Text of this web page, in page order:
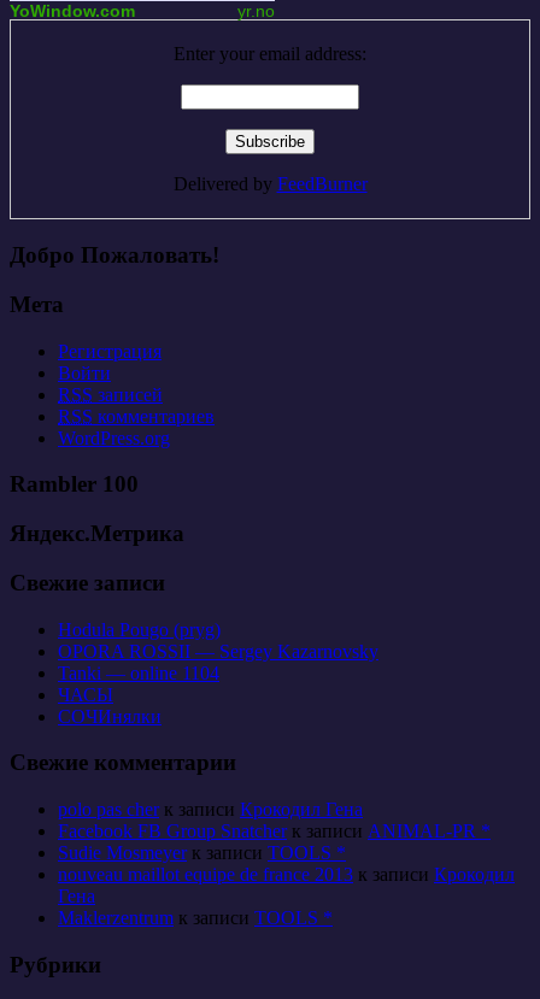
YoWindow.com yr.no
Enter your email address:
Delivered by FeedBurner
Добро Пожаловать!
Мета
Регистрация
Войти
RSS записей
RSS комментариев
WordPress.org
Rambler 100
Яндекс.Метрика
Свежие записи
Hodula Pougo (pryg)
OPORA ROSSII — Sergey Kazarnovsky
Tanki — online 1104
ЧАСЫ
СОЧИнялки
Свежие комментарии
polo pas cherк записи Крокодил Гена
Facebook FB Group Snatcherк записи ANIMAL-PR *
Sudie Mosmeyerк записи TOOLS *
nouveau maillot equipe de france 2013 к записи Крокодил
Гена
Maklerzentrum к записи TOOLS *
Рубрики